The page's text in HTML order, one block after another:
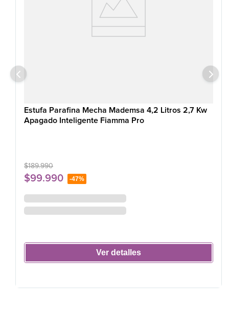
Estufa Parafina Mecha Mademsa 4,2 Litros 2,7 Kw
Apagado Inteligente Fiamma Pro
$189.990
$99.990 -47%
Ver detalles